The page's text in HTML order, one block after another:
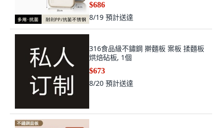
$686
8/19 預計送達
316食品級不鏽鋼 擀麵板 案板 揉麵板
烘焙砧板, 1個
$673
8/20 預計送達